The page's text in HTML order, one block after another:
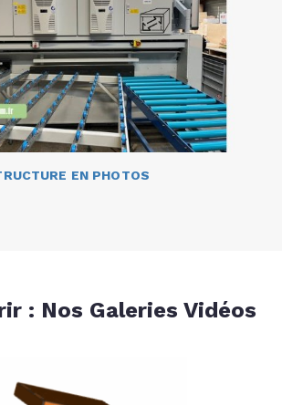
EN PHOTOS
: Nos Galeries Vidéos